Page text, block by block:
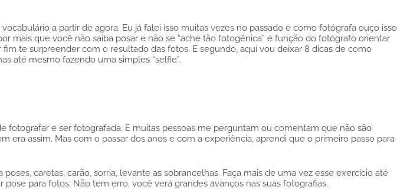
a partir de agora. Eu já falei isso muitas vezes no passado e como fotógrafa ouço isso
mais que você não saiba posar e não se “ache tão fotogênica” é função do fotógrafo orientar
te surpreender com o resultado das fotos. E segundo, aqui vou deixar 8 dicas de como
até mesmo fazendo uma simples “selfie”.
e ser fotografada. E muitas pessoas me perguntam ou comentam que não são
assim. Mas com o passar dos anos e com a experiência, aprendi que o primeiro passo para
caretas, carão, sorria, levante as sobrancelhas. Faça mais de uma vez esse exercício até
para fotos. Não tem erro, você verá grandes avanços nas suas fotografias.